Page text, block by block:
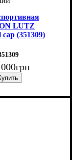
LUTZ
cap (351309)
грн